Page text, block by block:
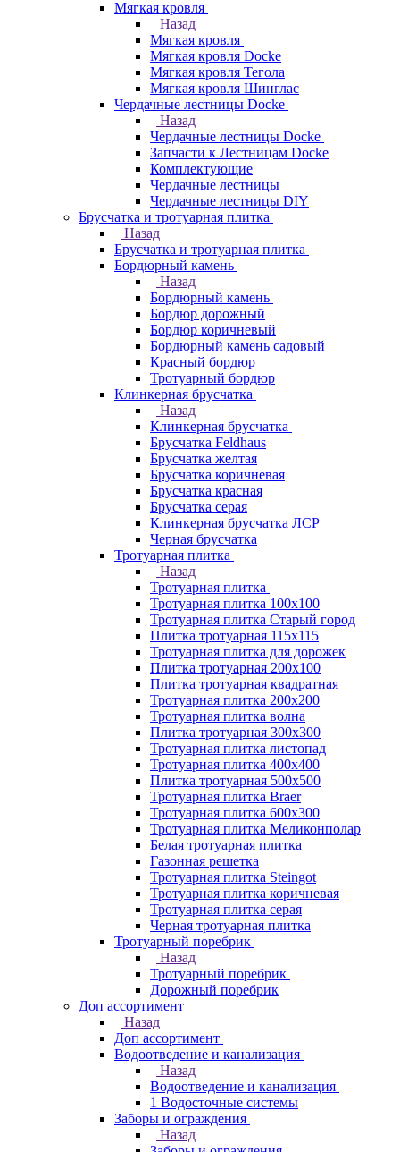
Мягкая кровля
Назад
Мягкая кровля
Мягкая кровля Docke
Мягкая кровля Тегола
Мягкая кровля Шинглас
Чердачные лестницы Docke
Назад
Чердачные лестницы Docke
Запчасти к Лестницам Docke
Комплектующие
Чердачные лестницы
Чердачные лестницы DIY
Брусчатка и тротуарная плитка
Назад
Брусчатка и тротуарная плитка
Бордюрный камень
Назад
Бордюрный камень
Бордюр дорожный
Бордюр коричневый
Бордюрный камень садовый
Красный бордюр
Тротуарный бордюр
Клинкерная брусчатка
Назад
Клинкерная брусчатка
Брусчатка Feldhaus
Брусчатка желтая
Брусчатка коричневая
Брусчатка красная
Брусчатка серая
Клинкерная брусчатка ЛСР
Черная брусчатка
Тротуарная плитка
Назад
Тротуарная плитка
Тротуарная плитка 100x100
Тротуарная плитка Старый город
Плитка тротуарная 115x115
Тротуарная плитка для дорожек
Плитка тротуарная 200х100
Плитка тротуарная квадратная
Тротуарная плитка 200х200
Тротуарная плитка волна
Плитка тротуарная 300х300
Тротуарная плитка листопад
Тротуарная плитка 400х400
Плитка тротуарная 500x500
Тротуарная плитка Braer
Тротуарная плитка 600х300
Тротуарная плитка Меликонполар
Белая тротуарная плитка
Газонная решетка
Тротуарная плитка Steingot
Тротуарная плитка коричневая
Тротуарная плитка серая
Черная тротуарная плитка
Тротуарный поребрик
Назад
Тротуарный поребрик
Дорожный поребрик
Доп ассортимент
Назад
Доп ассортимент
Водоотведение и канализация
Назад
Водоотведение и канализация
1 Водосточные системы
Заборы и ограждения
Назад